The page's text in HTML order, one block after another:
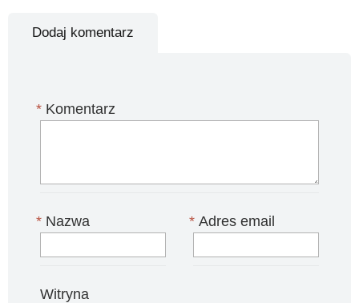
Dodaj komentarz
Komentarz
*
Nazwa
* Adres email
*
Witryna